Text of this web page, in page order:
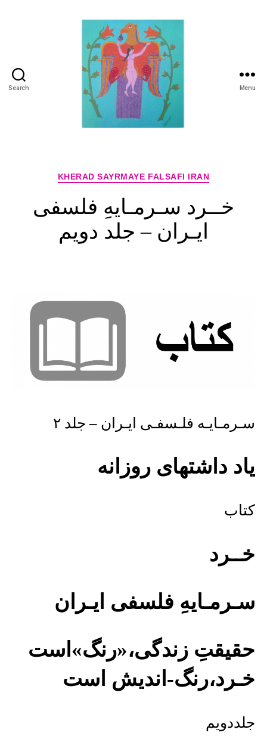
Search Menu
Categories
KHERAD SAYRMAYE FALSAFI IRAN
خــرد سـرمـایهِ فلسفی
ایـران – جلد دویم
سـرمـایـه فلـسفـی ایـران – جلد ۲
یاد داشتهای روزانه
کتاب
خــرد
سـرمـایهِ فلسفی ایـران
حقیقتِ زندگی،«رنگ»است
خـرد،رنگ-اندیش است
جلددویم